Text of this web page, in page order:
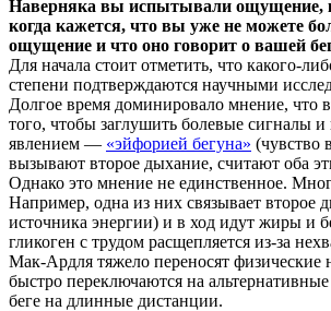
Наверняка вы испытывали ощущение,
когда кажется, что вы уже не можете
ощущение и что оно говорит о вашей
Для начала стоит отметить, что какого-
степени подтверждаются научными
Долгое время доминировало мнение, что
того, чтобы заглушить болевые сигналы
явлением — «эйфорией бегуна» (чувство
вызывают второе дыхание, считают оба
Однако это мнение не единственное.
Например, одна из них связывает второе
источника энергии) и в ход идут жиры и
гликоген с трудом расщепляется из-за
Мак-Ардля тяжело переносят физические
быстро переключаются на
беге на длинные дистанции.